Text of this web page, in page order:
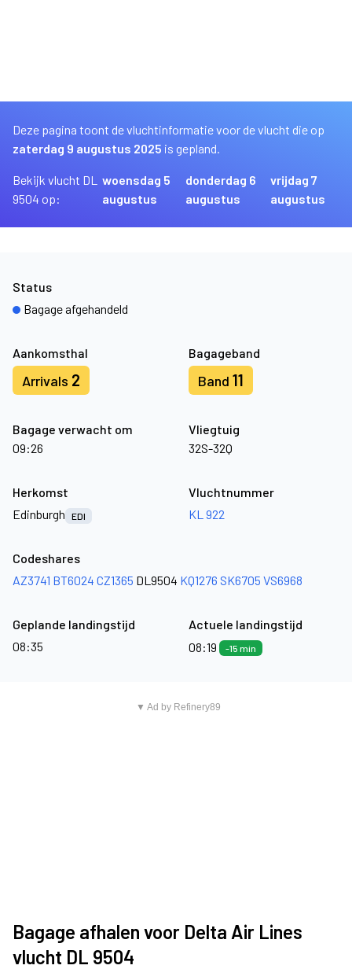
Deze pagina toont de vluchtinformatie voor de vlucht die op
zaterdag 9 augustus 2025 is gepland.
Bekijk vlucht DL
9504 op:
woensdag 5
augustus
donderdag 6
augustus
vrijdag 7
augustus
Aankomsthal
Arrivals 2
Bagageband
Band 11
Bagage verwacht om
09:26
Vliegtuig
32S-32Q
Status
Bagage afgehandeld
Herkomst
Edinburgh
EDI
Vluchtnummer
KL 922
Codeshares
AZ3741 BT6024 CZ1365 DL9504 KQ1276 SK6705 VS6968
Geplande landingstijd
08:35
Actuele landingstijd
08:19
-15 min
▼ Ad by Refinery89
Bagage afhalen voor Delta Air Lines
vlucht DL 9504